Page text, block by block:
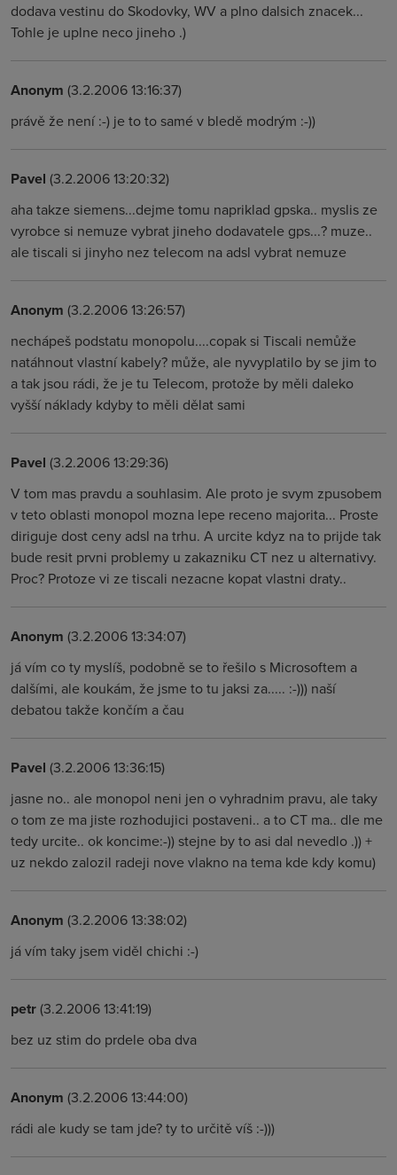
dodava vestinu do Skodovky, WV a plno dalsich znacek...
Tohle je uplne neco jineho .)
Anonym (3.2.2006 13:16:37)
právě že není :-) je to to samé v bledě modrým :-))
Pavel (3.2.2006 13:20:32)
aha takze siemens...dejme tomu napriklad gpska.. myslis ze
vyrobce si nemuze vybrat jineho dodavatele gps...? muze..
ale tiscali si jinyho nez telecom na adsl vybrat nemuze
Anonym (3.2.2006 13:26:57)
nechápeš podstatu monopolu....copak si Tiscali nemůže
natáhnout vlastní kabely? může, ale nyvyplatilo by se jim to
a tak jsou rádi, že je tu Telecom, protože by měli daleko
vyšší náklady kdyby to měli dělat sami
Pavel (3.2.2006 13:29:36)
V tom mas pravdu a souhlasim. Ale proto je svym zpusobem
v teto oblasti monopol mozna lepe receno majorita... Proste
diriguje dost ceny adsl na trhu. A urcite kdyz na to prijde tak
bude resit prvni problemy u zakazniku CT nez u alternativy.
Proc? Protoze vi ze tiscali nezacne kopat vlastni draty..
Anonym (3.2.2006 13:34:07)
já vím co ty myslíš, podobně se to řešilo s Microsoftem a
dalšími, ale koukám, že jsme to tu jaksi za..... :-))) naší
debatou takže končím a čau
Pavel (3.2.2006 13:36:15)
jasne no.. ale monopol neni jen o vyhradnim pravu, ale taky
o tom ze ma jiste rozhodujici postaveni.. a to CT ma.. dle me
tedy urcite.. ok koncime:-)) stejne by to asi dal nevedlo .)) +
uz nekdo zalozil radeji nove vlakno na tema kde kdy komu)
Anonym (3.2.2006 13:38:02)
já vím taky jsem viděl chichi :-)
petr(3.2.2006 13:41:19)
bez uz stim do prdele oba dva
Anonym (3.2.2006 13:44:00)
rádi ale kudy se tam jde? ty to určitě víš :-)))